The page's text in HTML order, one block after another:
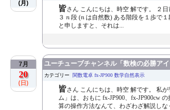
(月)
皆さん こんにちは、時空 解です。 ２
３ n
n 段 (n
n は自然数) ある階段を１歩で
と申しますと、それは...
7月
20
(日)
ユーチューブチャンネル「数検の必勝ア
カテゴリー 関数電卓 fx-JP900 数学自然表示
皆さん こんにちは、時空 解です。 私
ム」は、おもに fx-JP900、fx-JP900cw
算の操作方法なんて、わざわざ解説しな